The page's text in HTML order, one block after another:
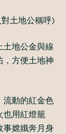
土地公稱呼)
土地公金與線
，方便土地神
流動的紅金色
也用紅燈籠
事嫦娥奔月身